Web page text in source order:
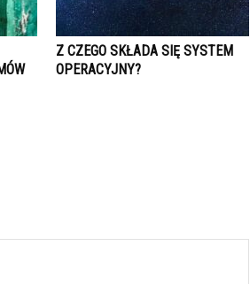
Z CZEGO SKŁADA SIĘ SYSTEM
OPERACYJNY?